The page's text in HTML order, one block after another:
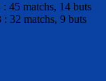
45 matchs, 14 buts
: 32 matchs, 9 buts